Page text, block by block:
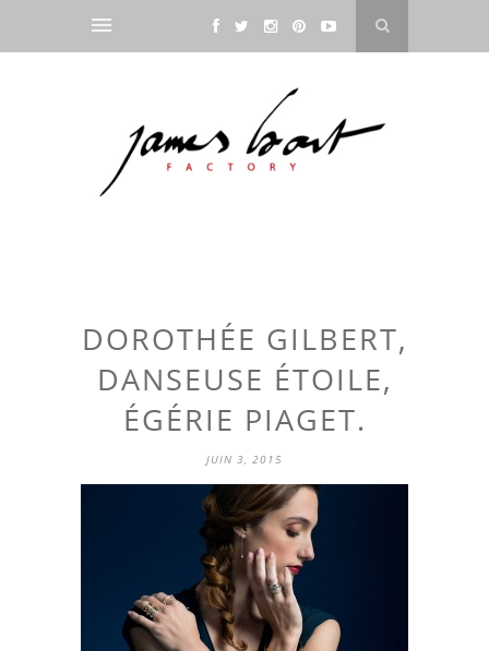
DOROTHÉE GILBERT,
DANSEUSE ÉTOILE,
ÉGÉRIE PIAGET.
JUIN 3, 2015